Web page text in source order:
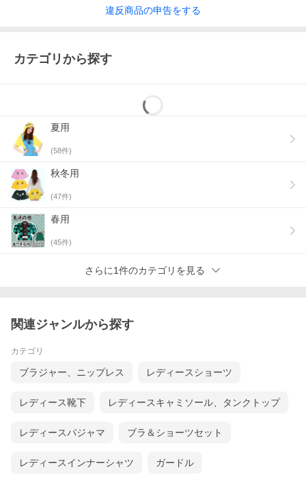
違反商品の申告をする
カテゴリから探す
夏用
(58件)
秋冬用
(47件)
春用
(45件)
さらに1件のカテゴリを見る
関連ジャンルから探す
カテゴリ
ブラジャー、ニップレス レディースショーツ
レディース靴下 レディースキャミソール、タンクトップ
レディースパジャマ ブラ＆ショーツセット
レディースインナーシャツ ガードル